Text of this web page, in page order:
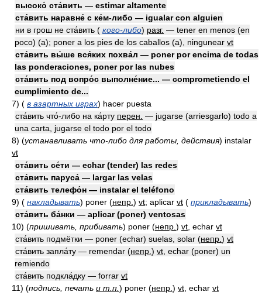
высоко́ ста́вить — estimar altamente
ста́вить наравне́ с ке́м-либо — igualar con alguien
ни в грош не ста́вить ( кого-либо) разг. — tener en menos (en
poco) (a); poner a los pies de los caballos (a), ningunear vt
ста́вить вы́ше вся́ких похва́л — poner por encima de todas
las ponderaciones, poner por las nubes
ста́вить под вопро́с выполне́ние... — comprometiendo el
cumplimiento de...
7) ( в азартных играх) hacer puesta
ста́вить что́-либо на ка́рту перен. — jugarse (arriesgarlo) todo a
una carta, jugarse el todo por el todo
8) (устанавливать что-либо для работы, действия) instalar
vt
ста́вить се́ти — echar (tender) las redes
ста́вить паруса́ — largar las velas
ста́вить телефо́н — instalar el teléfono
9) ( накладывать) poner (непр. ) vt; aplicar vt ( прикладывать)
ста́вить ба́нки — aplicar (poner) ventosas
10) (пришивать, прибивать) poner (непр. ) vt , echar vt
ста́вить подмётки — poner (echar) suelas, solar (непр. ) vt
ста́вить запла́ту — remendar (непр. ) vt , echar (poner) un
remiendo
ста́вить подкла́дку — forrar vt
11) (подпись, печать и т.п. ) poner (непр. ) vt , echar vt